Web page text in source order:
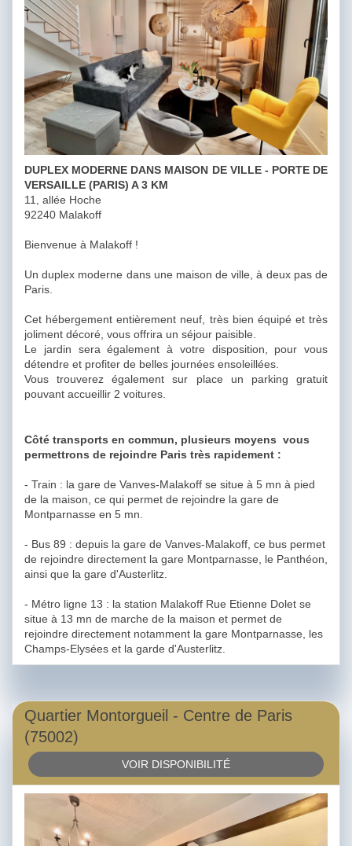
DUPLEX MODERNE DANS MAISON DE VILLE - PORTE DE
VERSAILLE (PARIS) A 3 KM
11, allée Hoche
92240 Malakoff
Bienvenue à Malakoff !
Un duplex moderne dans une maison de ville, à deux pas de
Paris.
Cet hébergement entièrement neuf, très bien équipé et très
joliment décoré, vous offrira un séjour paisible.
Le jardin sera également à votre disposition, pour vous
détendre et profiter de belles journées ensoleillées.
Vous trouverez également sur place un parking gratuit
pouvant accueillir 2 voitures.
Côté transports en commun, plusieurs moyens vous
permettrons de rejoindre Paris très rapidement :
- Train : la gare de Vanves-Malakoff se situe à 5 mn à pied
de la maison, ce qui permet de rejoindre la gare de
Montparnasse en 5 mn.
- Bus 89 : depuis la gare de Vanves-Malakoff, ce bus permet
de rejoindre directement la gare Montparnasse, le Panthéon,
ainsi que la gare d'Austerlitz.
- Métro ligne 13 : la station Malakoff Rue Etienne Dolet se
situe à 13 mn de marche de la maison et permet de
rejoindre directement notamment la gare Montparnasse, les
Champs-Elysées et la garde d'Austerlitz.
Quartier Montorgueil - Centre de Paris
(75002)
VOIR DISPONIBILITÉ